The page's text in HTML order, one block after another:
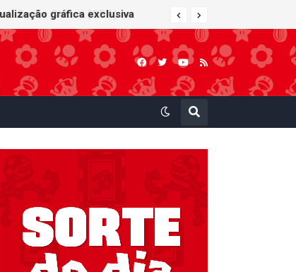
Super Circuit (GBA)